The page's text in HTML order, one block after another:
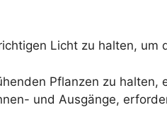
Licht zu halten, um
Pflanzen zu
und Ausgänge,